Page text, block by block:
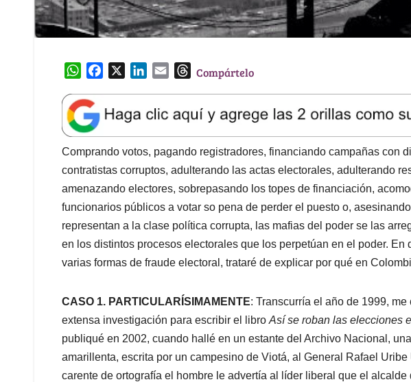
W
a
t
s
A
p
p
e
b
o
o
k
k
e
d
I
n
l
T
e
a
d
s
Compártelo
Comprando votos, pagando registradores, financiando campañas con
contratistas corruptos, adulterando las actas electorales, adulterando
amenazando electores, sobrepasando los topes de financiación,
funcionarios públicos a votar so pena de perder el puesto o,
representan a la clase política corrupta, las mafias del poder se las
en los distintos procesos electorales que los perpetúan en el poder. En
varias formas de fraude electoral, trataré de explicar por qué en
CASO 1. PARTICULARÍSIMAMENTE: Transcurría el año de 1999,
extensa investigación para escribir el libro Así se roban las elecciones
publiqué en 2002, cuando hallé en un estante del Archivo Nacional,
amarillenta, escrita por un campesino de Viotá, al General Rafael
carente de ortografía el hombre le advertía al líder liberal que el